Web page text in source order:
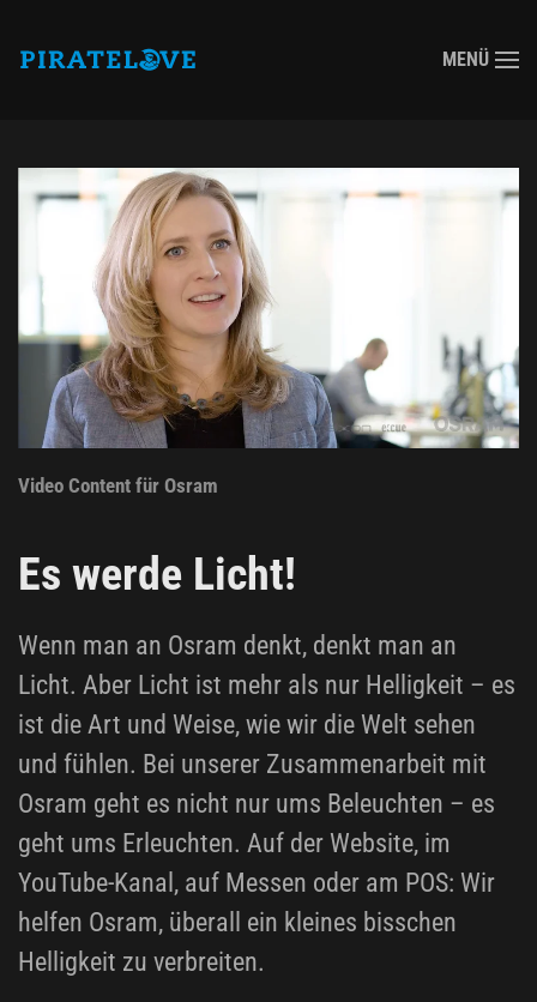
MENÜ
Video Content für Osram
Es werde Licht!
Wenn man an Osram denkt, denkt man an
Licht. Aber Licht ist mehr als nur Helligkeit – es
ist die Art und Weise, wie wir die Welt sehen
und fühlen. Bei unserer Zusammenarbeit mit
Osram geht es nicht nur ums Beleuchten – es
geht ums Erleuchten. Auf der Website, im
YouTube-Kanal, auf Messen oder am POS: Wir
helfen Osram, überall ein kleines bisschen
Helligkeit zu verbreiten.